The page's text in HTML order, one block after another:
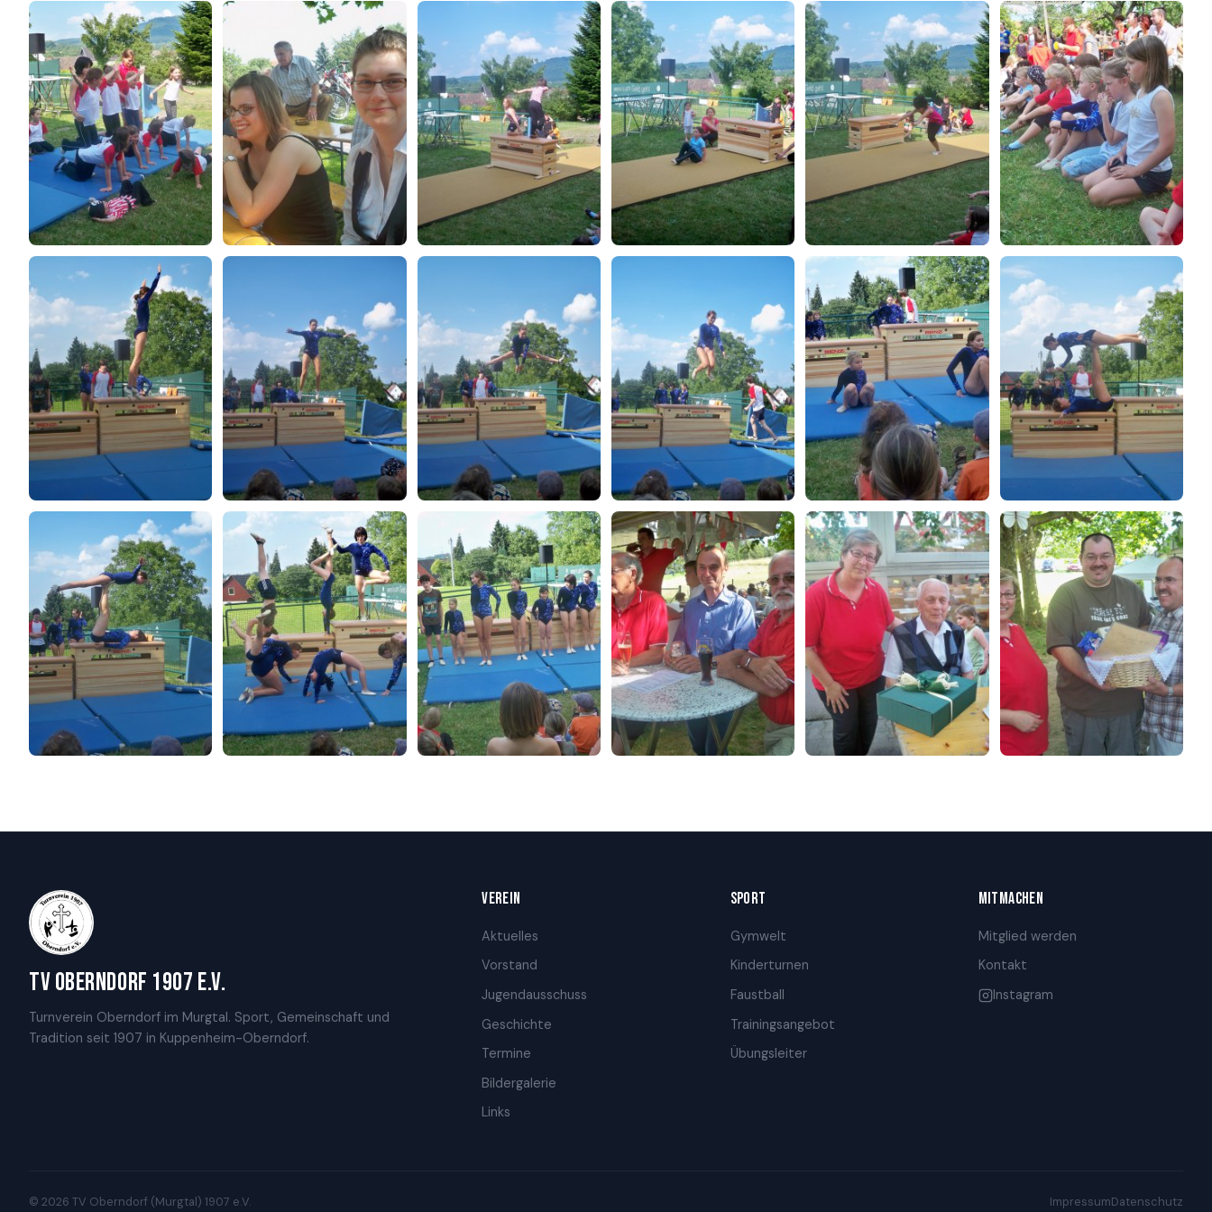
TV Oberndorf 1907 e.V.
Turnverein Oberndorf im Murgtal. Sport, Gemeinschaft und
Tradition seit 1907 in Kuppenheim-Oberndorf.
VEREIN
Aktuelles
Vorstand
Jugendausschuss
Geschichte
Termine
Bildergalerie
Links
SPORT
Gymwelt
Kinderturnen
Faustball
Trainingsangebot
Übungsleiter
MITMACHEN
Mitglied werden
Kontakt
Instagram
© 2026 TV Oberndorf (Murgtal) 1907 e.V. ImpressumDatenschutz